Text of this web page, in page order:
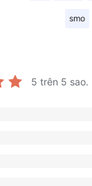
smo
5 trên 5 sao.